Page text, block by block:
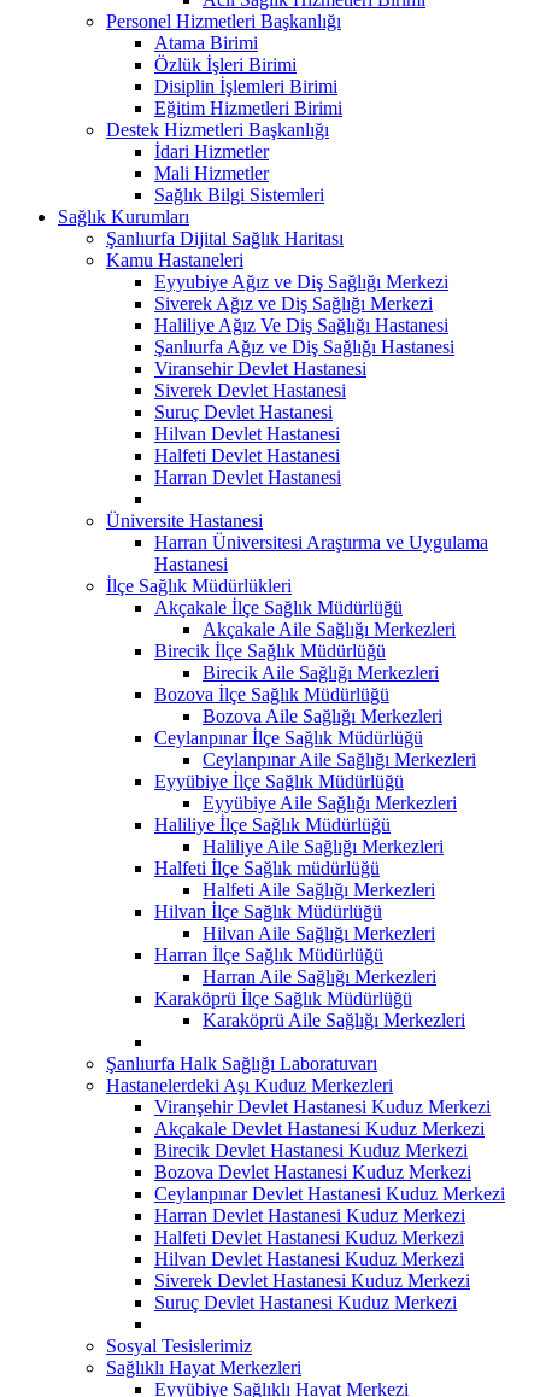
Personel Hizmetleri Başkanlığı
Atama Birimi
Özlük İşleri Birimi
Disiplin İşlemleri Birimi
Eğitim Hizmetleri Birimi
Destek Hizmetleri Başkanlığı
İdari Hizmetler
Mali Hizmetler
Sağlık Bilgi Sistemleri
Sağlık Kurumları
Şanlıurfa Dijital Sağlık Haritası
Kamu Hastaneleri
Eyyubiye Ağız ve Diş Sağlığı Merkezi
Siverek Ağız ve Diş Sağlığı Merkezi
Haliliye Ağız Ve Diş Sağlığı Hastanesi
Şanlıurfa Ağız ve Diş Sağlığı Hastanesi
Viransehir Devlet Hastanesi
Siverek Devlet Hastanesi
Suruç Devlet Hastanesi
Hilvan Devlet Hastanesi
Halfeti Devlet Hastanesi
Harran Devlet Hastanesi
Üniversite Hastanesi
Harran Üniversitesi Araştırma ve Uygulama
Hastanesi
İlçe Sağlık Müdürlükleri
Akçakale İlçe Sağlık Müdürlüğü
Akçakale Aile Sağlığı Merkezleri
Birecik İlçe Sağlık Müdürlüğü
Birecik Aile Sağlığı Merkezleri
Bozova İlçe Sağlık Müdürlüğü
Bozova Aile Sağlığı Merkezleri
Ceylanpınar İlçe Sağlık Müdürlüğü
Ceylanpınar Aile Sağlığı Merkezleri
Eyyübiye İlçe Sağlık Müdürlüğü
Eyyübiye Aile Sağlığı Merkezleri
Haliliye İlçe Sağlık Müdürlüğü
Haliliye Aile Sağlığı Merkezleri
Halfeti İlçe Sağlık müdürlüğü
Halfeti Aile Sağlığı Merkezleri
Hilvan İlçe Sağlık Müdürlüğü
Hilvan Aile Sağlığı Merkezleri
Harran İlçe Sağlık Müdürlüğü
Harran Aile Sağlığı Merkezleri
Karaköprü İlçe Sağlık Müdürlüğü
Karaköprü Aile Sağlığı Merkezleri
Şanlıurfa Halk Sağlığı Laboratuvarı
Hastanelerdeki Aşı Kuduz Merkezleri
Viranşehir Devlet Hastanesi Kuduz Merkezi
Akçakale Devlet Hastanesi Kuduz Merkezi
Birecik Devlet Hastanesi Kuduz Merkezi
Bozova Devlet Hastanesi Kuduz Merkezi
Ceylanpınar Devlet Hastanesi Kuduz Merkezi
Harran Devlet Hastanesi Kuduz Merkezi
Halfeti Devlet Hastanesi Kuduz Merkezi
Hilvan Devlet Hastanesi Kuduz Merkezi
Siverek Devlet Hastanesi Kuduz Merkezi
Suruç Devlet Hastanesi Kuduz Merkezi
Sosyal Tesislerimiz
Sağlıklı Hayat Merkezleri
Eyyübiye Sağlıklı Hayat Merkezi